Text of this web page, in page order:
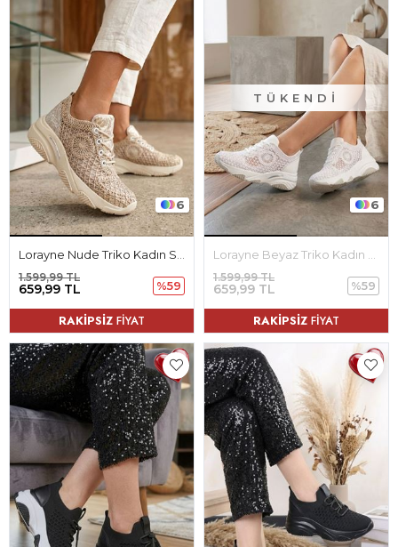
6
659,99 TL
1.599,99 TL
%59
RAKİPSİZ FİYAT
TÜKENDI
6
659,99 TL
1.599,99 TL
%59
RAKİPSİZ FİYAT